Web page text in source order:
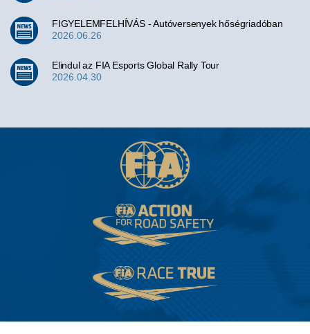
FIGYELEMFELHÍVÁS - Autóversenyek hőségriadóban
2026.06.26
Elindul az FIA Esports Global Rally Tour
2026.04.30